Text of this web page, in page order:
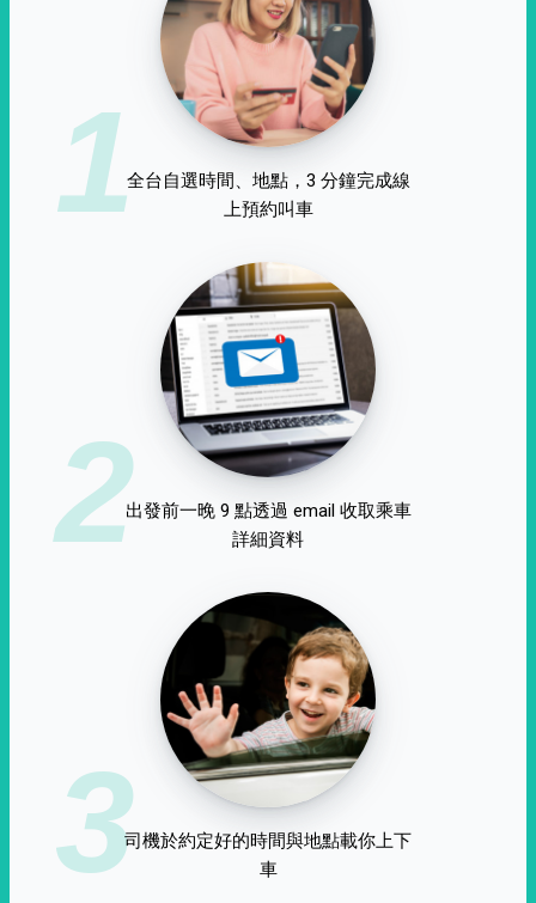
1全台自選時間、地點，3 分鐘完成線
上預約叫車
2出發前一晚 9 點透過 email 收取乘車
詳細資料
3司機於約定好的時間與地點載你上下
車